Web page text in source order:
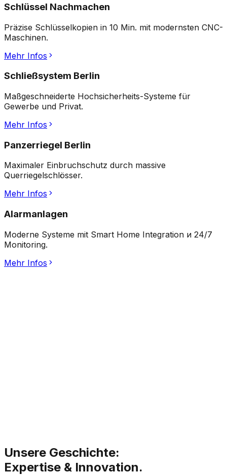
Schlüssel Nachmachen
Präzise Schlüsselkopien in 10 Min. mit modernsten CNC-
Maschinen.
Mehr Infos
Schließsystem Berlin
Maßgeschneiderte Hochsicherheits-Systeme für
Gewerbe und Privat.
Mehr Infos
Panzerriegel Berlin
Maximaler Einbruchschutz durch massive
Querriegelschlösser.
Mehr Infos
Alarmanlagen
Moderne Systeme mit Smart Home Integration и 24/7
Monitoring.
Mehr Infos
Unsere Geschichte:
Expertise & Innovation.